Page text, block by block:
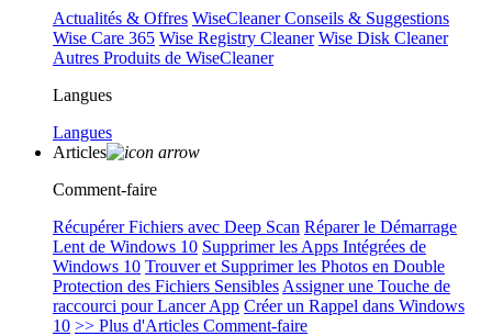
Actualités & Offres WiseCleaner Conseils & Suggestions
Wise Care 365 Wise Registry Cleaner Wise Disk Cleaner
Autres Produits de WiseCleaner
Langues
Langues
Articles
Comment-faire
Récupérer Fichiers avec Deep Scan Réparer le Démarrage
Lent de Windows 10 Supprimer les Apps Intégrées de
Windows 10 Trouver et Supprimer les Photos en Double
Protection des Fichiers Sensibles Assigner une Touche de
raccourci pour Lancer App Créer un Rappel dans Windows
10 >> Plus d'Articles Comment-faire